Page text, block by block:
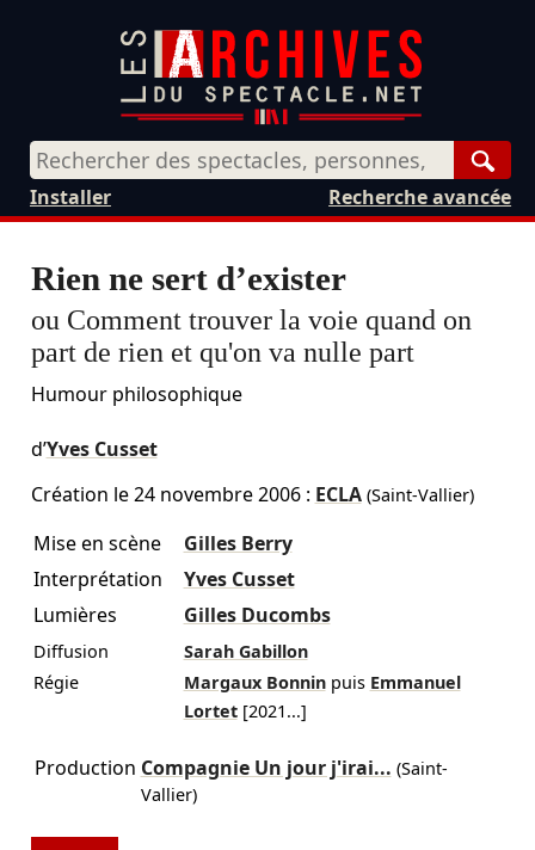
Recherche avancée
Installer
Rien ne sert d’exister
ou Comment trouver la voie quand on
part de rien et qu'on va nulle part
Humour philosophique
d’Yves Cusset
Création le24 novembre 2006: ECLA(Saint-Vallier)
Mise en scène
Gilles Berry
Interprétation
Yves Cusset
Lumières
Gilles Ducombs
Diffusion
Sarah Gabillon
Régie
Margaux Bonnin puis Emmanuel
Lortet [2021...]
Production Compagnie Un jour j'irai... (Saint-
Vallier)